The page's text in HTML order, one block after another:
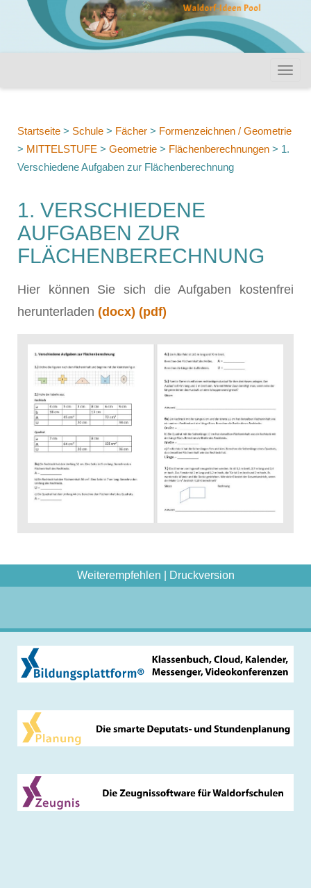
Startseite > Schule > Fächer > Formenzeichnen / Geometrie
> MITTELSTUFE > Geometrie > Flächenberechnungen > 1.
Verschiedene Aufgaben zur Flächenberechnung
1. VERSCHIEDENE
AUFGABEN ZUR
FLÄCHENBERECHNUNG
Hier können Sie sich die Aufgaben kostenfrei
herunterladen (docx) (pdf)
Weiterempfehlen Druckversion